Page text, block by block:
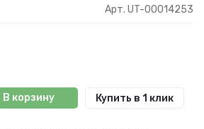
Арт. UT-00014253
В корзину Купить в 1 клик